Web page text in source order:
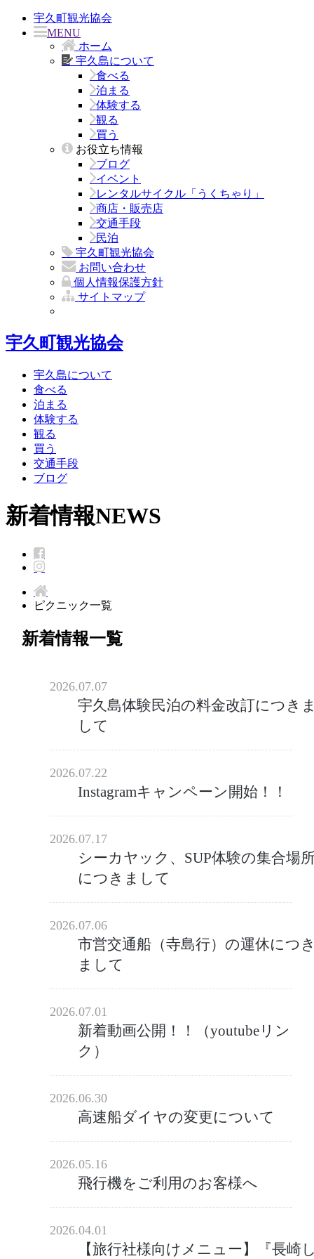
宇久町観光協会
MENU
ホーム
宇久島について
食べる
泊まる
体験する
観る
買う
お役立ち情報
ブログ
イベント
レンタルサイクル「うくちゃり」
商店・販売店
交通手段
民泊
宇久町観光協会
お問い合わせ
個人情報保護方針
サイトマップ
宇久町観光協会
宇久島について
食べる
泊まる
体験する
観る
買う
交通手段
ブログ
新着情報NEWS
ピクニック一覧
新着情報一覧
2026.07.07
宇久島体験民泊の料金改訂につき
して
2026.07.22
Instagramキャンペーン開始！！
2026.07.17
シーカヤック、SUP体験の集合場
につきまして
2026.07.06
市営交通船（寺島行）の運休につ
まして
2026.07.01
新着動画公開！！（youtubeリン
ク）
2026.06.30
高速船ダイヤの変更について
2026.05.16
飛行機をご利用のお客様へ
2026.04.01
【旅行社様向けメニュー】『長崎